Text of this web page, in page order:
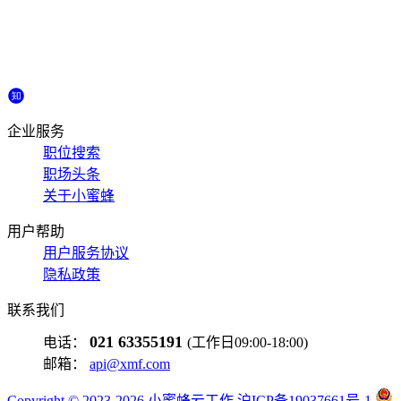
企业服务
职位搜索
职场头条
关于小蜜蜂
用户帮助
用户服务协议
隐私政策
联系我们
电话： 021 63355191 (工作日09:00-18:00)
邮箱： api@xmf.com